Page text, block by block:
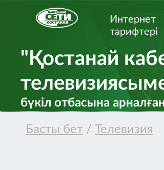
Интернет
тарифтерi
"Қостанай
бүкіл отбасына
Басты бет / Телевизия